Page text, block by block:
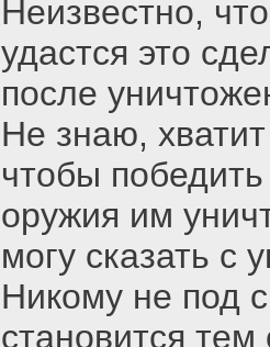
Неизвестно,
удастся это
после
Не знаю,
чтобы
оружия им
могу сказать с
Никому не под
становится